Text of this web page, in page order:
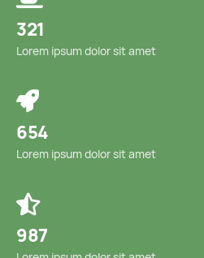
321
Lorem ipsum dolor sit amet
654
Lorem ipsum dolor sit amet
987